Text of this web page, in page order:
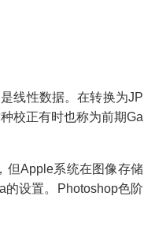
线性数据。在转换为JP
校正有时也称为前期Ga
但Apple系统在图像存储
的设置。 Photoshop色阶